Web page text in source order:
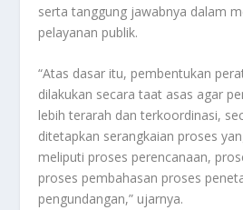
serta tanggung jawabnya dalam
pelayanan publik.
“Atas dasar itu, pembentukan
dilakukan secara taat asas agar
lebih terarah dan terkoordinasi,
ditetapkan serangkaian proses
meliputi proses perencanaan,
proses pembahasan proses
pengundangan,” ujarnya.